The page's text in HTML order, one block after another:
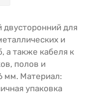
для
и
а также кабеля к
полов и
мм. Материал:
упаковка